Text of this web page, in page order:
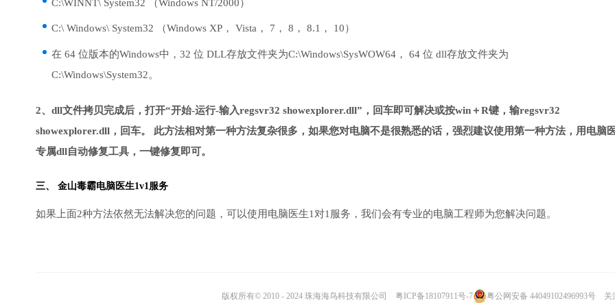
C:\WINNT\ System32 （Windows NT/2000）
C:\ Windows\ System32 （Windows XP， Vista， 7， 8， 8.1， 10）
在 64 位版本的Windows中，32 位 DLL存放文件夹为C:\Windows\SysWOW64， 64 位 dll存放文件夹为
C:\Windows\System32。
2、dll文件拷贝完成后，打开“开始-运行-输入regsvr32 showexplorer.dll”，回车即可解决或按win＋R键，输regsvr32
showexplorer.dll，回车。 此方法相对第一种方法复杂很多，如果您对电脑不是很熟悉的话，强烈建议使用第一种方法，用电脑
专属dll自动修复工具，一键修复即可。
三、 金山毒霸电脑医生1v1服务
如果上面2种方法依然无法解决您的问题，可以使用电脑医生1对1服务，我们会有专业的电脑工程师为您解决问题。
版权所有© 2010 - 2024 珠海海鸟科技有限公司 粤ICP备18107911号-7 粤公网安备 44049102496993号 关